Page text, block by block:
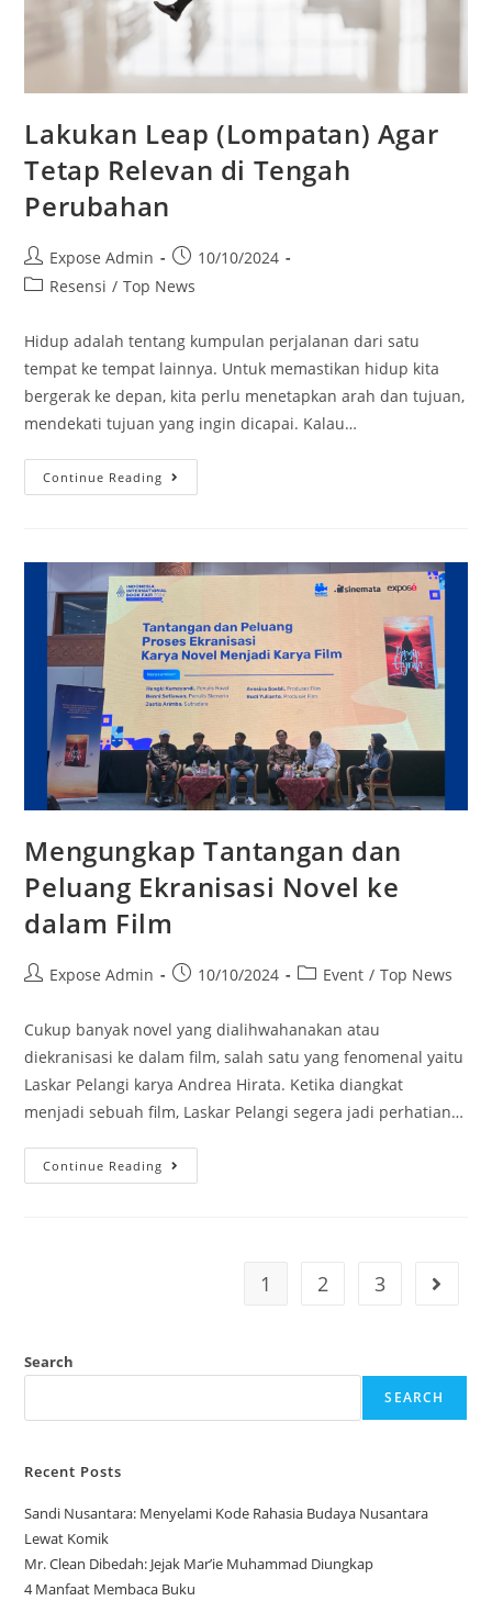
Lakukan Leap (Lompatan) Agar
Tetap Relevan di Tengah
Perubahan
Expose Admin
10/10/2024
Resensi / Top News
Hidup adalah tentang kumpulan perjalanan dari satu
tempat ke tempat lainnya. Untuk memastikan hidup kita
bergerak ke depan, kita perlu menetapkan arah dan tujuan,
mendekati tujuan yang ingin dicapai. Kalau…
Continue Reading
Mengungkap Tantangan dan
Peluang Ekranisasi Novel ke
dalam Film
Expose Admin 10/10/2024 Event / Top News
Cukup banyak novel yang dialihwahanakan atau
diekranisasi ke dalam film, salah satu yang fenomenal yaitu
Laskar Pelangi karya Andrea Hirata. Ketika diangkat
menjadi sebuah film, Laskar Pelangi segera jadi perhatian…
Continue Reading
1 2 3
Search
SEARCH
Recent Posts
Sandi Nusantara: Menyelami Kode Rahasia Budaya Nusantara
Lewat Komik
Mr. Clean Dibedah: Jejak Mar’ie Muhammad Diungkap
4 Manfaat Membaca Buku